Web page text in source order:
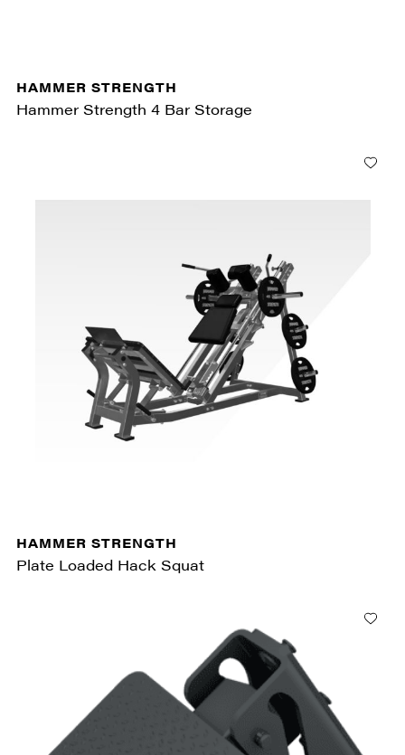
HAMMER STRENGTH
Hammer Strength 4 Bar Storage
HAMMER STRENGTH
Plate Loaded Hack Squat